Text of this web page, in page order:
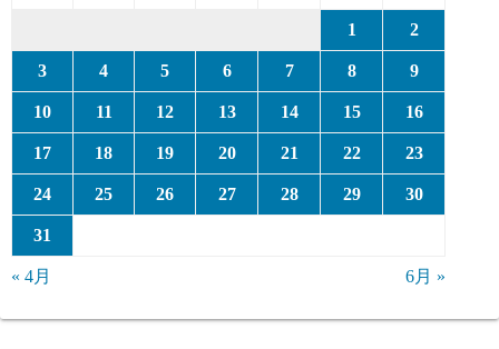
1 2
3 4 5 6 7 8 9
10 11 12 13 14 15 16
17 18 19 20 21 22 23
24 25 26 27 28 29 30
31
« 4月 6月 »